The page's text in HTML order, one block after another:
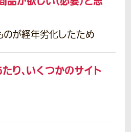
が経年劣化したため
り、いくつかのサイト